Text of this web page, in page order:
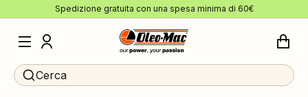
Spedizione gratuita con una spesa minima di 60€
Cerca